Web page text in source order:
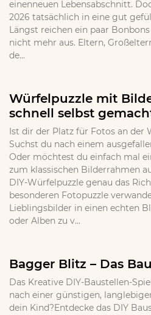
einenneuen Lebensabschnitt.
2026 tatsächlich in eine gut
Längst reichen ein paar
nicht mehr aus. Eltern,
de...
Würfelpuzzle mit
schnell selbst
Ist dir der Platz für Fotos an der
Suchst du nach einem
Oder möchtest du einfach mal
zum klassischen Bilderrahmen
DIY-Würfelpuzzle genau das
besonderen Fotopuzzle
Lieblingsbilder in einen echten
oder Alben zu v...
Bagger Blitz – Das
Das Kreative DIY-Baustellen-
nach einer günstigen,
dein Kind?Entdecke das DIY